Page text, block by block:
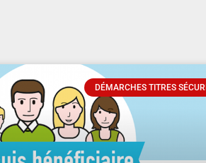
DÉMARCHES TITRES